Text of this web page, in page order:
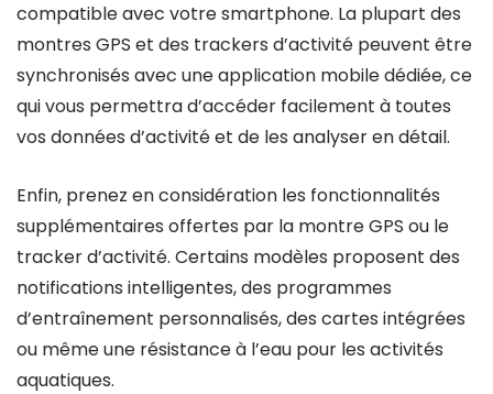
compatible avec votre smartphone. La plupart des
montres GPS et des trackers d’activité peuvent être
synchronisés avec une application mobile dédiée, ce
qui vous permettra d’accéder facilement à toutes
vos données d’activité et de les analyser en détail.
Enfin, prenez en considération les fonctionnalités
supplémentaires offertes par la montre GPS ou le
tracker d’activité. Certains modèles proposent des
notifications intelligentes, des programmes
d’entraînement personnalisés, des cartes intégrées
ou même une résistance à l’eau pour les activités
aquatiques.